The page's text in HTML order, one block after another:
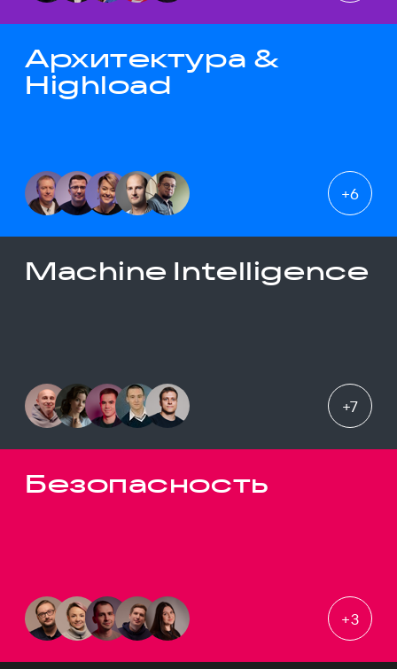
Архитектура &
Highload
+6
Machine Intelligence
+7
Безопасность
+3